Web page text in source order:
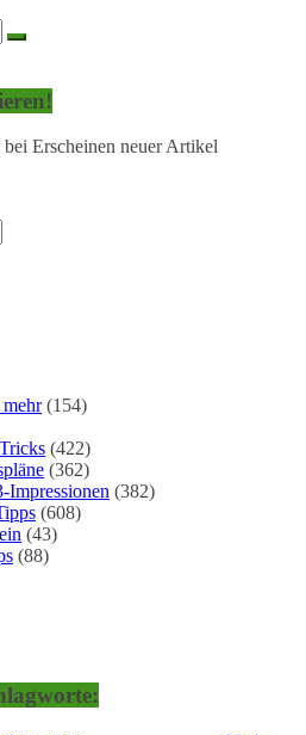
Erscheinen neuer Artikel
(154)
(422)
(362)
Impressionen (382)
(608)
(43)
(88)